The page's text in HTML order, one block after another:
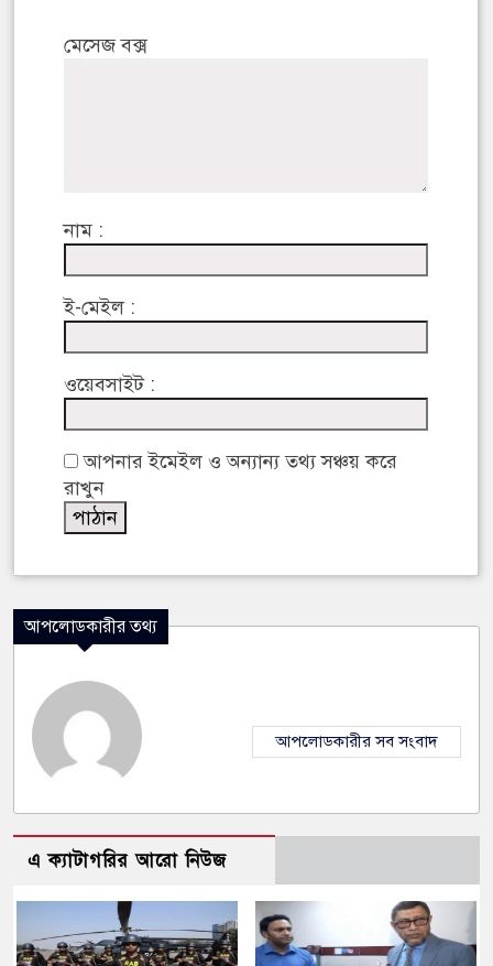
মেসেজ বক্স
নাম :
ই-মেইল :
ওয়েবসাইট :
আপনার ইমেইল ও অন্যান্য তথ্য সঞ্চয় করে
রাখুন
আপলোডকারীর তথ্য
আপলোডকারীর সব সংবাদ
এ ক্যাটাগরির আরো নিউজ